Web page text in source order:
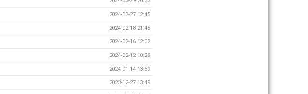
2024-03-27 12:45
2024-02-18 21:45
2024-02-16 12:02
2024-02-12 10:28
2024-01-14 13:59
2023-12-27 13:49